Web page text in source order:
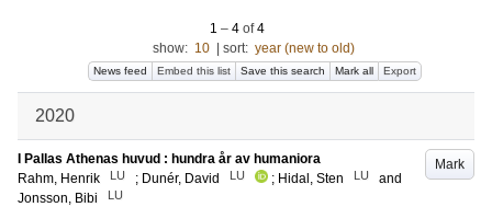
1 – 4 of4
show: 10 sort: year (new to old)
News feed Embed this list Save this search Mark all Export
2020
Mark
I Pallas Athenas huvud : hundra år av humaniora
Rahm, Henrik
LU ; Dunér, David LU ; Hidal, Sten LU
and
Jonsson, Bibi
LU